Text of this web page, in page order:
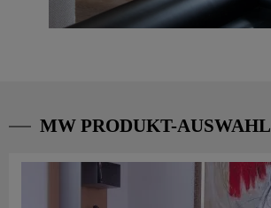
MW PRODUKT-AUSWAHL